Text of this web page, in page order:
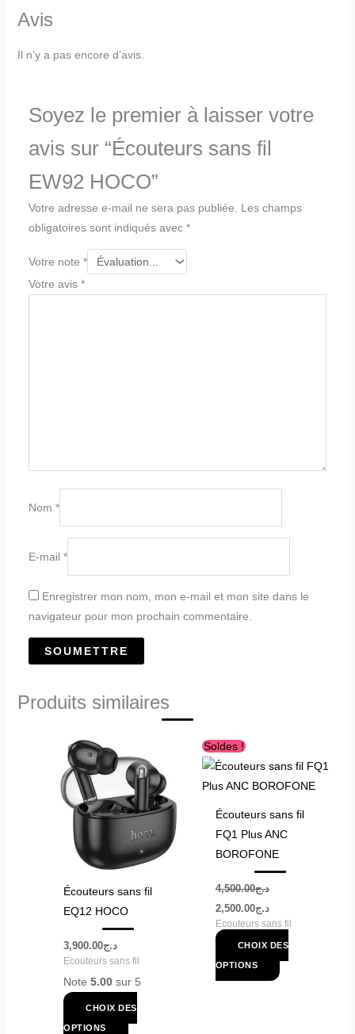
Avis
Il n’y a pas encore d’avis.
Soyez le premier à laisser votre
avis sur “Écouteurs sans fil
EW92 HOCO”
Votre adresse e-mail ne sera pas publiée.
Les champs
obligatoires sont indiqués avec *
Votre note *
Votre avis *
Nom *
E-mail *
Enregistrer mon nom, mon e-mail et mon site dans le
navigateur pour mon prochain commentaire.
Produits similaires
Écouteurs sans fil
EQ12 HOCO
د.ج3,900.00
Ecouteurs sans fil
Note5.00 sur 5
CHOIX DES
OPTIONS
produit
a
plusieurs
variations.
Les
options
la
page
du
produit
Soldes !
Écouteurs sans fil
FQ1 Plus ANC
BOROFONE
د.ج4,500.00
Le
prix
initial
était :
د.ج4,500.00.
د.ج2,500.00
actuel
est :
Ecouteurs sans fil
CHOIX DES
OPTIONS
produit
a
choisies
sur
la